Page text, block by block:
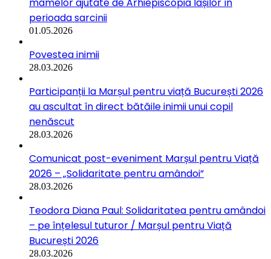
perioada sarcinii
01.05.2026
Povestea inimii
28.03.2026
Participanții la Marșul pentru viață București 2026
au ascultat în direct bătăile inimii unui copil
nenăscut
28.03.2026
Comunicat post-eveniment Marșul pentru Viață
2026 – „Solidaritate pentru amândoi”
28.03.2026
Teodora Diana Paul: Solidaritatea pentru amândoi
– pe înțelesul tuturor / Marșul pentru Viață
București 2026
28.03.2026